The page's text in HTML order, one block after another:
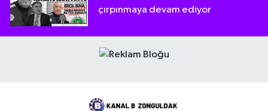
çırpınmaya devam ediyor